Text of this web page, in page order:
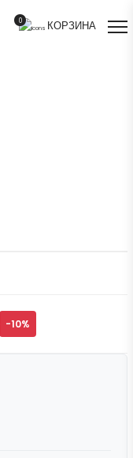
0 КОРЗИНА
-10%